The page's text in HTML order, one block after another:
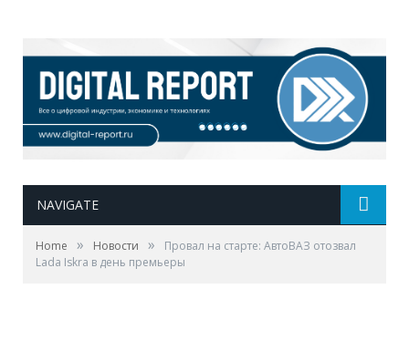
NAVIGATE
Home » Новости »
Провал на старте: АвтоВАЗ отозвал
Lada Iskra в день премьеры